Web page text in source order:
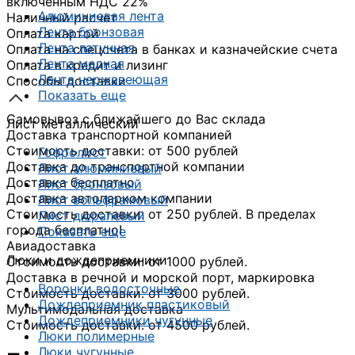
Алюминиевая лента
Лента бронзовая
Лента латунная
Лента медная
Лента нержавеющая
Показать еще
Лист металлический
Гофролист
Лист алюминиевый
Лист бронзовый
Лист вольфрамовый
Лист дюралевый
Показать еще
Люки и дождеприемники
Воронки водосточные
Дождеприемник пластиковый
Дождеприемники чугунные
Люки полимерные
Люки чугунные
Наличный расчет
Оплата картой
Оплата на спецсчета в банках и казначейские счета
Оплата в кредит и лизинг
Способы доставки
Самовывоз с ближайшего до Вас склада
Доставка транспортной компанией
Стоимость доставки: от 500 рублей
Доставка до транспортной компании
Доставка бесплатно
Доставка автопарком компании
Стоимость доставки: от 250 рублей. В пределах
города бесплатно!
Авиадоставка
Стоимость доставки: от 1000 рублей.
Доставка в речной и морской порт, маркировка
Стоимость доставки: от 3000 рублей.
Мультимодальная доставка
Стоимость доставки: от 4500 рублей.